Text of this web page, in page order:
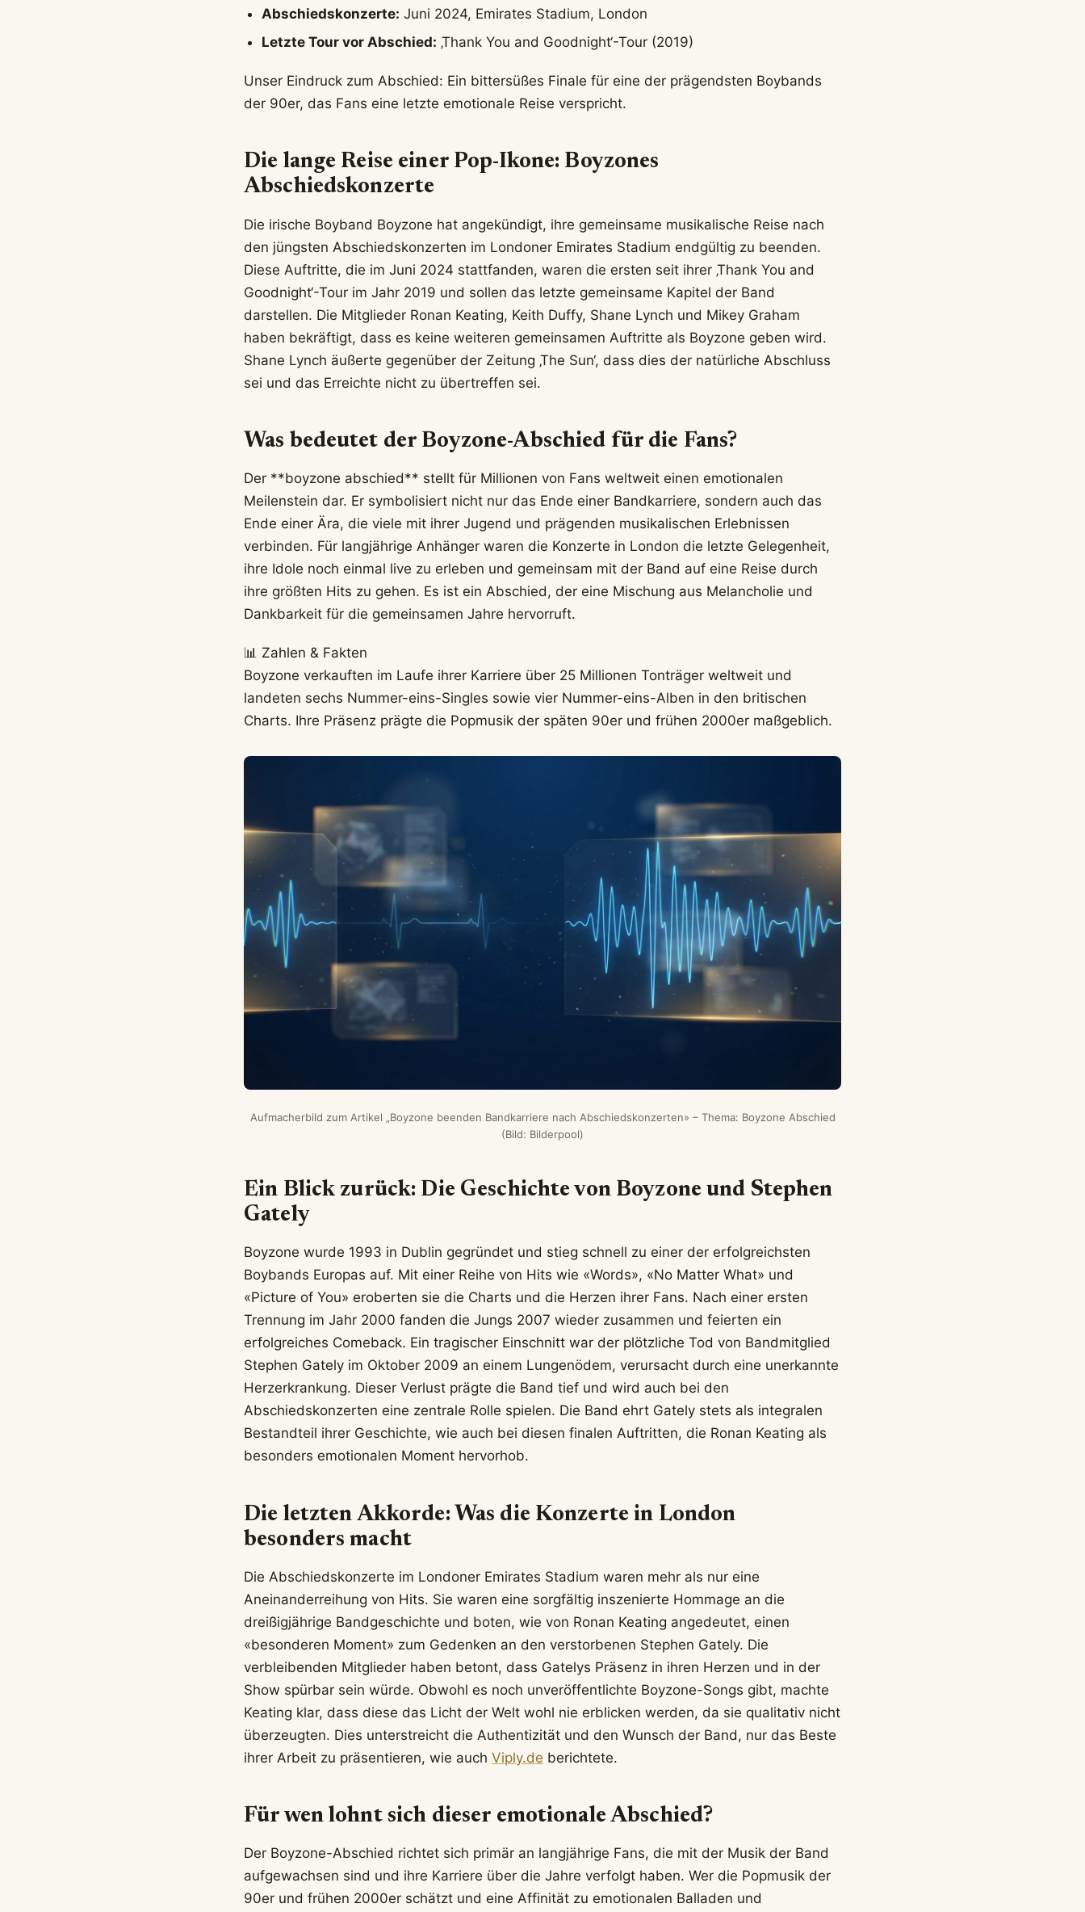
Abschiedskonzerte: Juni 2024, Emirates Stadium, London
Letzte Tour vor Abschied: ‚Thank You and Goodnight‘-Tour (2019)
Unser Eindruck zum Abschied: Ein bittersüßes Finale für eine der prägendsten Boybands
der 90er, das Fans eine letzte emotionale Reise verspricht.
Die lange Reise einer Pop-Ikone: Boyzones
Abschiedskonzerte
Die irische Boyband Boyzone hat angekündigt, ihre gemeinsame musikalische Reise nach
den jüngsten Abschiedskonzerten im Londoner Emirates Stadium endgültig zu beenden.
Diese Auftritte, die im Juni 2024 stattfanden, waren die ersten seit ihrer ‚Thank You and
Goodnight‘-Tour im Jahr 2019 und sollen das letzte gemeinsame Kapitel der Band
darstellen. Die Mitglieder Ronan Keating, Keith Duffy, Shane Lynch und Mikey Graham
haben bekräftigt, dass es keine weiteren gemeinsamen Auftritte als Boyzone geben wird.
Shane Lynch äußerte gegenüber der Zeitung ‚The Sun‘, dass dies der natürliche Abschluss
sei und das Erreichte nicht zu übertreffen sei.
Was bedeutet der Boyzone-Abschied für die Fans?
Der **boyzone abschied** stellt für Millionen von Fans weltweit einen emotionalen
Meilenstein dar. Er symbolisiert nicht nur das Ende einer Bandkarriere, sondern auch das
Ende einer Ära, die viele mit ihrer Jugend und prägenden musikalischen Erlebnissen
verbinden. Für langjährige Anhänger waren die Konzerte in London die letzte Gelegenheit,
ihre Idole noch einmal live zu erleben und gemeinsam mit der Band auf eine Reise durch
ihre größten Hits zu gehen. Es ist ein Abschied, der eine Mischung aus Melancholie und
Dankbarkeit für die gemeinsamen Jahre hervorruft.
📊 Zahlen & Fakten
Boyzone verkauften im Laufe ihrer Karriere über 25 Millionen Tonträger weltweit und
landeten sechs Nummer-eins-Singles sowie vier Nummer-eins-Alben in den britischen
Charts. Ihre Präsenz prägte die Popmusik der späten 90er und frühen 2000er maßgeblich.
Aufmacherbild zum Artikel „Boyzone beenden Bandkarriere nach Abschiedskonzerten» – Thema: Boyzone Abschied
(Bild: Bilderpool)
Ein Blick zurück: Die Geschichte von Boyzone und Stephen
Gately
Boyzone wurde 1993 in Dublin gegründet und stieg schnell zu einer der erfolgreichsten
Boybands Europas auf. Mit einer Reihe von Hits wie «Words», «No Matter What» und
«Picture of You» eroberten sie die Charts und die Herzen ihrer Fans. Nach einer ersten
Trennung im Jahr 2000 fanden die Jungs 2007 wieder zusammen und feierten ein
erfolgreiches Comeback. Ein tragischer Einschnitt war der plötzliche Tod von Bandmitglied
Stephen Gately im Oktober 2009 an einem Lungenödem, verursacht durch eine unerkannte
Herzerkrankung. Dieser Verlust prägte die Band tief und wird auch bei den
Abschiedskonzerten eine zentrale Rolle spielen. Die Band ehrt Gately stets als integralen
Bestandteil ihrer Geschichte, wie auch bei diesen finalen Auftritten, die Ronan Keating als
besonders emotionalen Moment hervorhob.
Die letzten Akkorde: Was die Konzerte in London
besonders macht
Die Abschiedskonzerte im Londoner Emirates Stadium waren mehr als nur eine
Aneinanderreihung von Hits. Sie waren eine sorgfältig inszenierte Hommage an die
dreißigjährige Bandgeschichte und boten, wie von Ronan Keating angedeutet, einen
«besonderen Moment» zum Gedenken an den verstorbenen Stephen Gately. Die
verbleibenden Mitglieder haben betont, dass Gatelys Präsenz in ihren Herzen und in der
Show spürbar sein würde. Obwohl es noch unveröffentlichte Boyzone-Songs gibt, machte
Keating klar, dass diese das Licht der Welt wohl nie erblicken werden, da sie qualitativ nicht
überzeugten. Dies unterstreicht die Authentizität und den Wunsch der Band, nur das Beste
ihrer Arbeit zu präsentieren, wie auch Viply.de berichtete.
Für wen lohnt sich dieser emotionale Abschied?
Der Boyzone-Abschied richtet sich primär an langjährige Fans, die mit der Musik der Band
aufgewachsen sind und ihre Karriere über die Jahre verfolgt haben. Wer die Popmusik der
90er und frühen 2000er schätzt und eine Affinität zu emotionalen Balladen und